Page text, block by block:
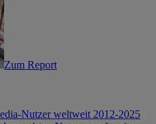
Zum Report
Nutzer weltweit 2012-2025